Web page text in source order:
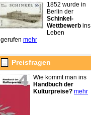
1852 wurde in
Berlin der
Schinkel-
Wettbewerb ins
Leben
gerufen mehr
Preisfragen
Wie kommt man ins
Handbuch der
Kulturpreise? mehr